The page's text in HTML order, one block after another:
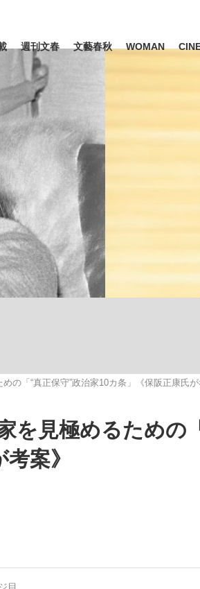
監督に... 「最悪の空気のま
聞... 「クマが悪者扱いさ
週刊文春 文藝春秋 WOMAN
覧
#後藤真希 #森岡毅
の「“真正保守”政治家10カ条」《保阪正康氏が
を見極めるための
案》